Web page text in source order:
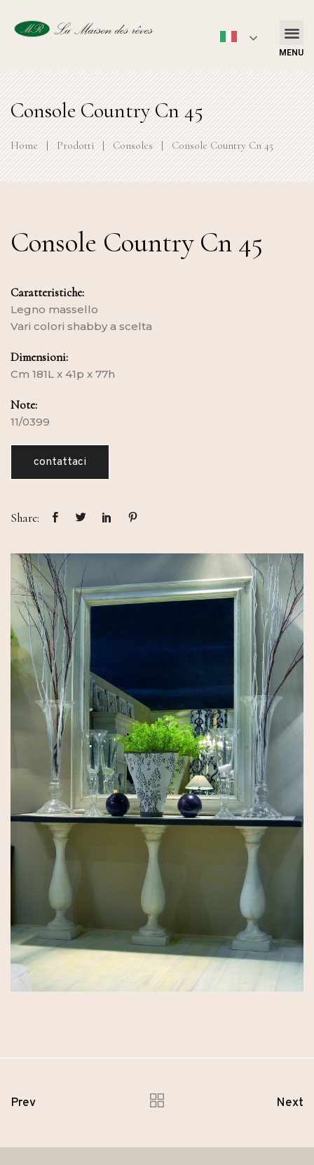
MENU
Console Country Cn 45
Home | Prodotti | Consoles | Console Country Cn 45
Console Country Cn 45
Caratteristiche:
Legno massello
Vari colori shabby a scelta
Dimensioni:
Cm 181L x 41p x 77h
Note:
11/0399
contattaci
Share:
Prev Next